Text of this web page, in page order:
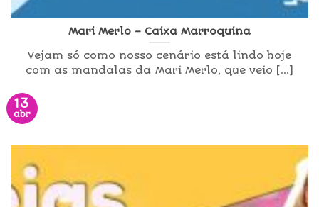
Mari Merlo – Caixa Marroquina
Vejam só como nosso cenário está lindo hoje
com as mandalas da Mari Merlo, que veio [...]
13
abr